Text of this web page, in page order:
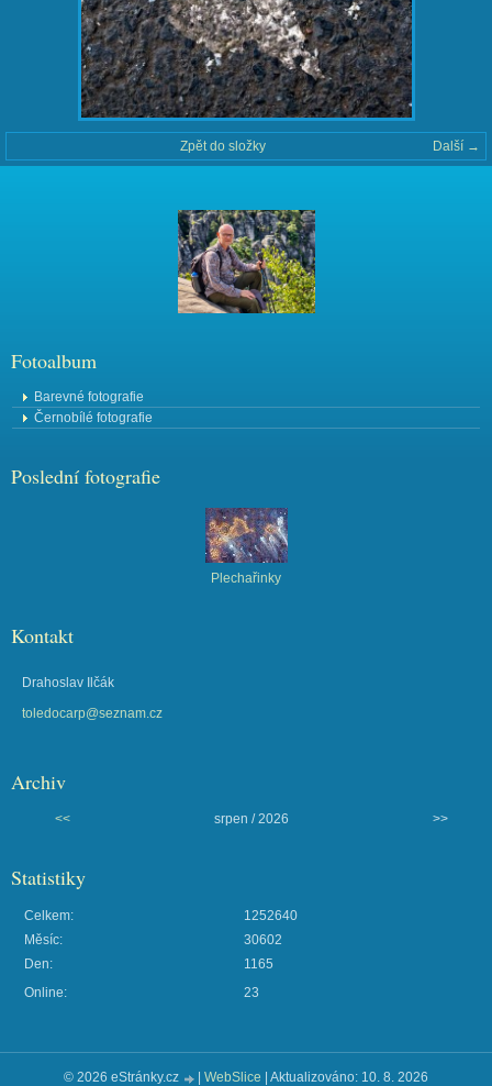
Další →
Zpět do složky
Fotoalbum
Barevné fotografie
Černobílé fotografie
Poslední fotografie
Plechařinky
Kontakt
Drahoslav Ilčák
toledocarp@seznam.cz
Archiv
<< srpen / 2026 >>
Statistiky
Online: 23
Celkem:
1252640
Měsíc:
30602
Den:
1165
© 2026 eStránky.cz WebSlice Aktualizováno: 10. 8. 2026